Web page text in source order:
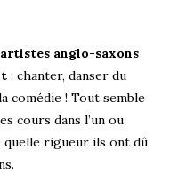
anglo-saxons
: chanter, danser du
comédie ! Tout semble
cours dans l’un ou
quelle rigueur ils ont dû